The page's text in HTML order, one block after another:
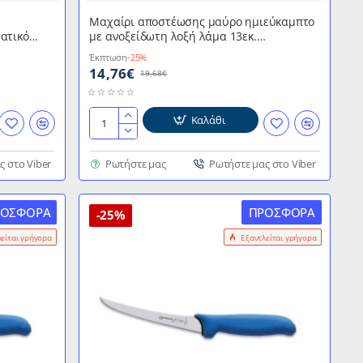
στο Viber
Μαχαίρι αποστέωσης μαύρο ημιεύκαμπτο
με ανοξείδωτη λοξή λάμα 13εκ.
επαγγελματικό ExpertGrip 2K DICK
Έκπτωση-25%
14,76€ 19,68€
Μαχαίρι
μαύρο
ημιεύκαμπτο
με
ανοξείδωτη
λοξή
2K
Καλάθι
Ρωτήστε μας Ρωτήστε μας στο Viber
γρήγορα
ΠΡΟΣΦΟΡΆ
Εξαντλείται γρήγορα
-25%